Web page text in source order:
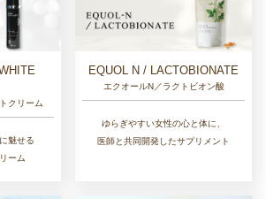
クリーム
魅せる
ーム
EQUOL N / LACTOBIONATE
エクオールN／ラクトビオン酸
ゆらぎやすい女性の心と体に、
医師と共同開発したサプリメント